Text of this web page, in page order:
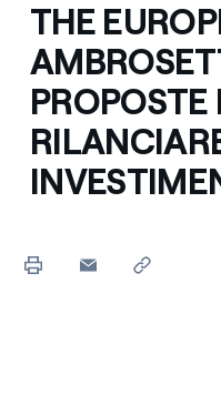
THE
PROPOSTE